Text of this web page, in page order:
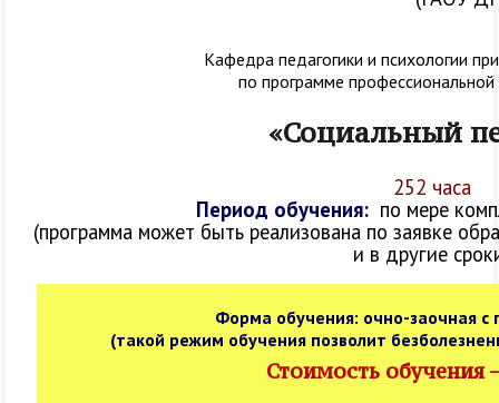
Кафедра педагогики и психологии
по программе
«Социальный
252 часа
Период обучения: по мере
(программа может быть реализована по заявке
и в другие
Форма обучения: очно-заочная
(такой режим обучения позволит
Стоимость обучения